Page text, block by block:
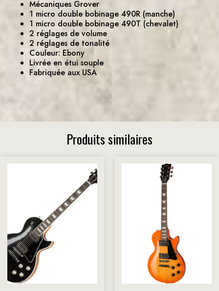
Mécaniques Grover
1 micro double bobinage 490R (manche)
1 micro double bobinage 490T (chevalet)
2 réglages de volume
2 réglages de tonalité
Couleur: Ebony
Livrée en étui souple
Fabriquée aux USA
Produits similaires